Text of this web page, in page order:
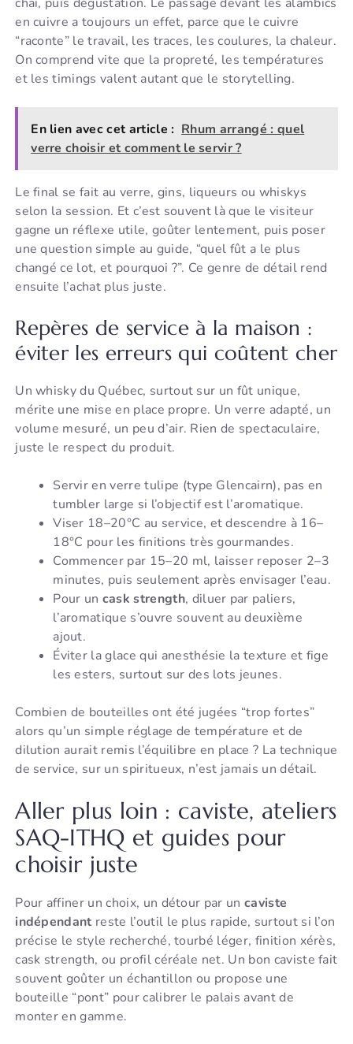
en cuivre a toujours un effet, parce que le cuivre
“raconte” le travail, les traces, les coulures, la chaleur.
On comprend vite que la propreté, les températures
et les timings valent autant que le storytelling.
En lien avec cet article : Rhum arrangé : quel
verre choisir et comment le servir ?
Le final se fait au verre, gins, liqueurs ou whiskys
selon la session. Et c’est souvent là que le visiteur
gagne un réflexe utile, goûter lentement, puis poser
une question simple au guide, “quel fût a le plus
changé ce lot, et pourquoi ?”. Ce genre de détail rend
ensuite l’achat plus juste.
Repères de service à la maison :
éviter les erreurs qui coûtent cher
Un whisky du Québec, surtout sur un fût unique,
mérite une mise en place propre. Un verre adapté, un
volume mesuré, un peu d’air. Rien de spectaculaire,
juste le respect du produit.
Servir en verre tulipe (type Glencairn), pas en
tumbler large si l’objectif est l’aromatique.
Viser 18–20°C au service, et descendre à 16–
18°C pour les finitions très gourmandes.
Commencer par 15–20 ml, laisser reposer 2–3
minutes, puis seulement après envisager l’eau.
Pour un cask strength, diluer par paliers,
l’aromatique s’ouvre souvent au deuxième
ajout.
Éviter la glace qui anesthésie la texture et fige
les esters, surtout sur des lots jeunes.
Combien de bouteilles ont été jugées “trop fortes”
alors qu’un simple réglage de température et de
dilution aurait remis l’équilibre en place ? La technique
de service, sur un spiritueux, n’est jamais un détail.
Aller plus loin : caviste, ateliers
SAQ-ITHQ et guides pour
choisir juste
Pour affiner un choix, un détour par un caviste
indépendant reste l’outil le plus rapide, surtout si l’on
précise le style recherché, tourbé léger, finition xérès,
cask strength, ou profil céréale net. Un bon caviste fait
souvent goûter un échantillon ou propose une
bouteille “pont” pour calibrer le palais avant de
monter en gamme.